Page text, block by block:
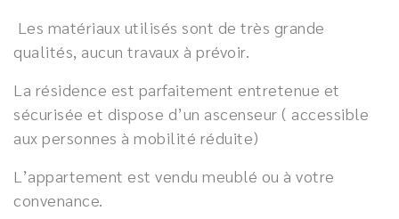
Les matériaux utilisés sont de très grande
qualités, aucun travaux à prévoir.
La résidence est parfaitement entretenue et
sécurisée et dispose d’un ascenseur ( accessible
aux personnes à mobilité réduite)
L’appartement est vendu meublé ou à votre
convenance.